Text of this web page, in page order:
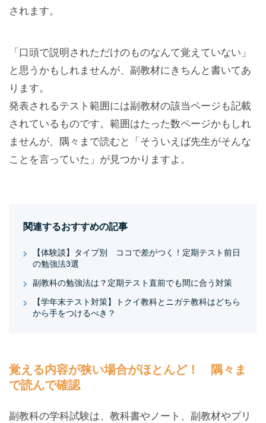
されます。
「口頭で説明されただけのものなんて覚えていない」
と思うかもしれませんが、副教材にきちんと書いてあ
ります。
発表されるテスト範囲には副教材の該当ページも記載
されているものです。範囲はたった数ページかもしれ
ませんが、隅々まで読むと「そういえば先生がそんな
ことを言っていた」が見つかりますよ。
関連するおすすめの記事
【体験談】タイプ別 ココで差がつく！定期テスト前日
の勉強法3選
副教科の勉強法は？定期テスト直前でも間に合う対策
【学年末テスト対策】トクイ教科とニガテ教科はどちら
から手をつけるべき？
覚える内容が狭い場合がほとんど！ 隅々ま
で読んで確認
副教科の学科試験は、教科書やノート、副教材やプリ